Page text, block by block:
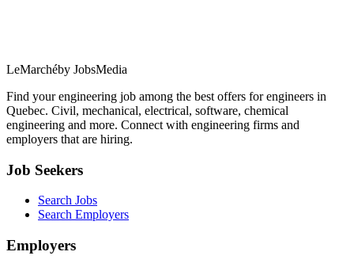
LeMarchéby JobsMedia
Find your engineering job among the best offers for engineers in
Quebec. Civil, mechanical, electrical, software, chemical
engineering and more. Connect with engineering firms and
employers that are hiring.
Job Seekers
Search Jobs
Search Employers
Employers